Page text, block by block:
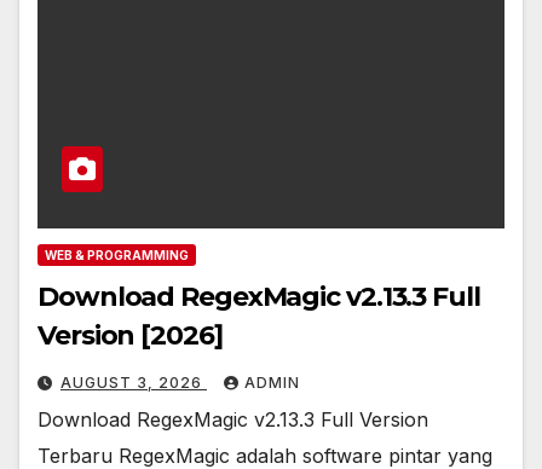
WEB & PROGRAMMING
Download RegexMagic v2.13.3 Full
Version [2026]
AUGUST 3, 2026 ADMIN
Download RegexMagic v2.13.3 Full Version
Terbaru RegexMagic adalah software pintar yang